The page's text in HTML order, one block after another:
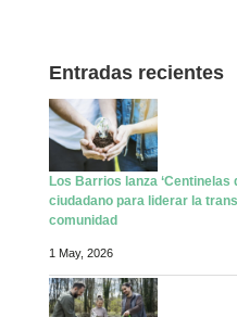
Entradas recientes
Los Barrios lanza ‘Centinelas
ciudadano para liderar la
comunidad
1 May, 2026